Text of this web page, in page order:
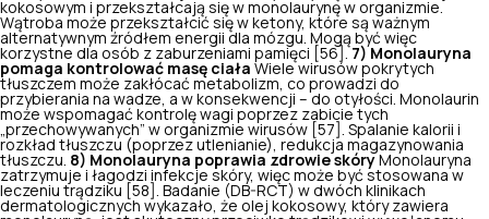
kokosowym i przekształcają się w monolaurynę w organizmie.
Wątroba może przekształcić się w ketony, które są ważnym
alternatywnym źródłem energii dla mózgu. Mogą być więc
korzystne dla osób z zaburzeniami pamięci [56].7) Monolauryna
pomaga kontrolować masę ciała Wiele wirusów pokrytych
tłuszczem może zakłócać metabolizm, co prowadzi do
przybierania na wadze, a w konsekwencji – do otyłości. Monolaurin
może wspomagać kontrolę wagi poprzez zabicie tych
„przechowywanych” w organizmie wirusów [57]. Spalanie kalorii i
rozkład tłuszczu (poprzez utlenianie), redukcja magazynowania
tłuszczu. 8) Monolauryna poprawia zdrowie skóry Monolauryna
zatrzymuje i łagodzi infekcje skóry, więc może być stosowana w
leczeniu trądziku [58]. Badanie (DB-RCT) w dwóch klinikach
dermatologicznych wykazało, że olej kokosowy, który zawiera